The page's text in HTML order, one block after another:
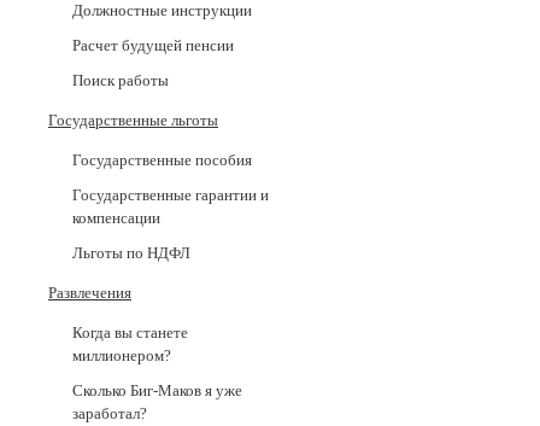
Должностные инструкции
Расчет будущей пенсии
Поиск работы
Государственные льготы
Государственные пособия
Государственные гарантии и
компенсации
Льготы по НДФЛ
Развлечения
Когда вы станете
миллионером?
Сколько Биг-Маков я уже
заработал?